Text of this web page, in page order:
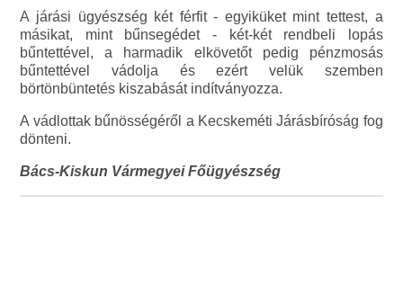
A járási ügyészség két férfit - egyiküket mint tettest, a
másikat, mint bűnsegédet - két-két rendbeli lopás
bűntettével, a harmadik elkövetőt pedig pénzmosás
bűntettével vádolja és ezért velük szemben
börtönbüntetés kiszabását indítványozza.
A vádlottak bűnösségéről a Kecskeméti Járásbíróság fog
dönteni.
Bács-Kiskun Vármegyei Főügyészség